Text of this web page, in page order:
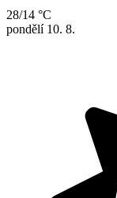
28/14 °C
pondělí 10. 8.